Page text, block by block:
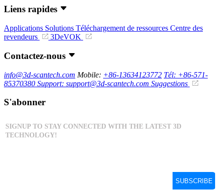
Liens rapides
Applications Solutions Téléchargement de ressources Centre des
revendeurs
3DeVOK
Contactez-nous
info@3d-scantech.com Mobile: +86-13634123772 Tél: +86-571-
85370380 Support: support@3d-scantech.com Suggestions
S'abonner